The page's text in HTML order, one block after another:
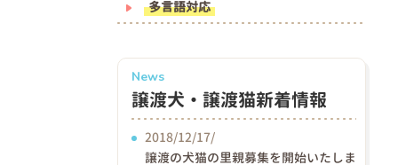
多言語対応
News
譲渡犬・譲渡猫新着情報
2018/12/17/
譲渡の犬猫の里親募集を開始いたしま